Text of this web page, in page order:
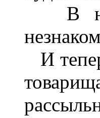
В нём
И